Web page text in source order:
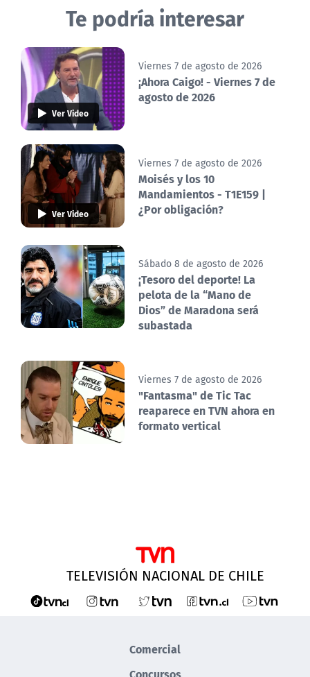
Te podría interesar
Ver Video
Viernes 7 de agosto de 2026
¡Ahora Caigo! - Viernes 7 de
agosto de 2026
Ver Video
Viernes 7 de agosto de 2026
Moisés y los 10
Mandamientos - T1E159 |
¿Por obligación?
Sábado 8 de agosto de 2026
¡Tesoro del deporte! La
pelota de la “Mano de
Dios” de Maradona será
subastada
Viernes 7 de agosto de 2026
"Fantasma" de Tic Tac
reaparece en TVN ahora en
formato vertical
TELEVISIÓN NACIONAL DE CHILE
Comercial